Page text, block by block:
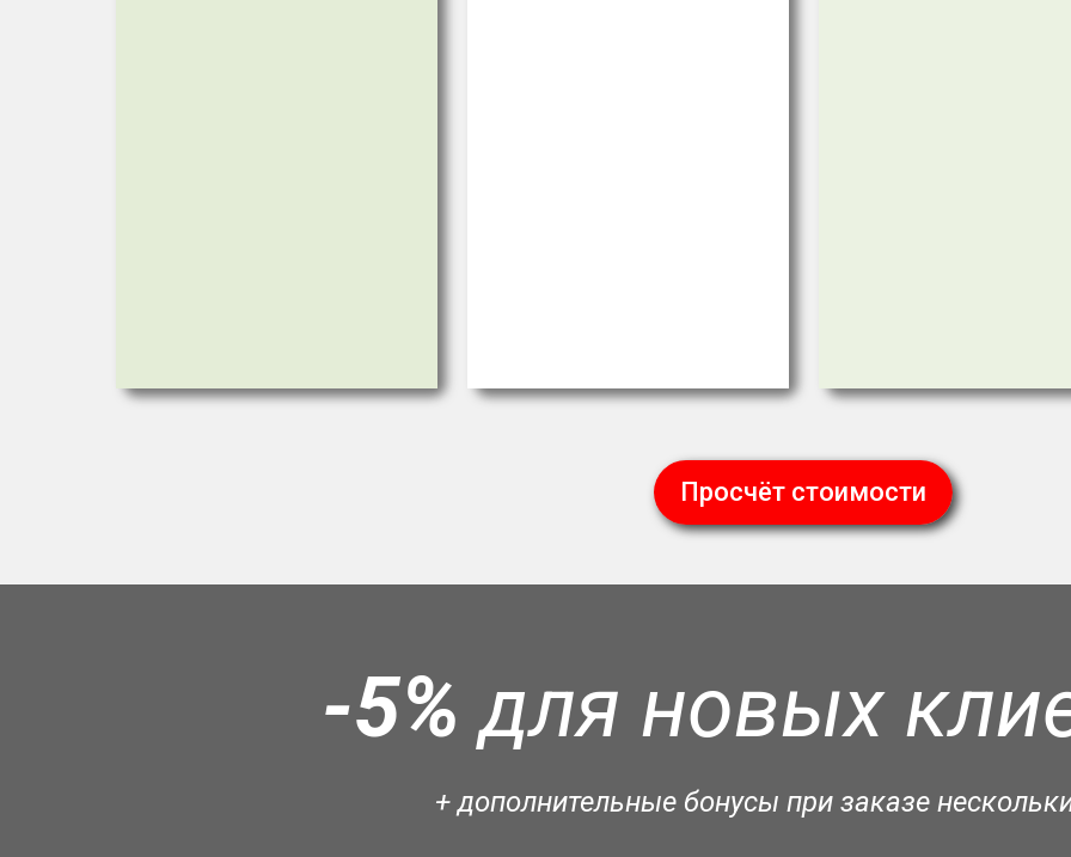
Просчёт стоимости
-5% для новых
+ дополнительные бонусы при заказе